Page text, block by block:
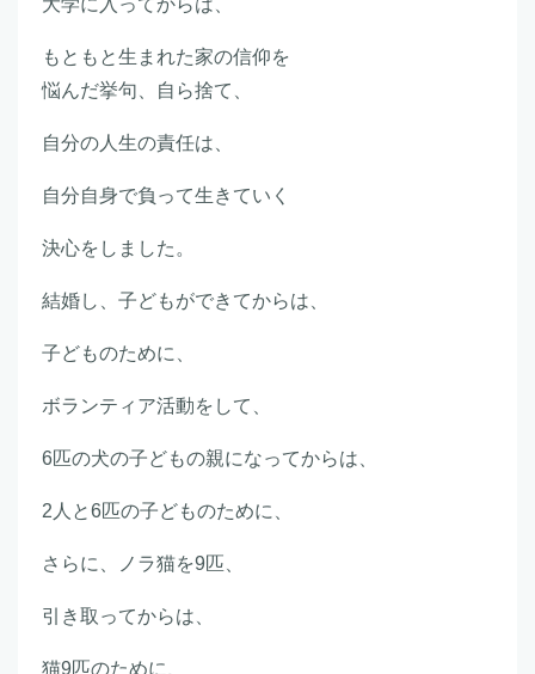
大学に入ってからは、
もともと生まれた家の信仰を
悩んだ挙句、自ら捨て、
自分の人生の責任は、
自分自身で負って生きていく
決心をしました。
結婚し、子どもができてからは、
子どものために、
ボランティア活動をして、
6匹の犬の子どもの親になってからは、
2人と6匹の子どものために、
さらに、ノラ猫を9匹、
引き取ってからは、
猫9匹のために、